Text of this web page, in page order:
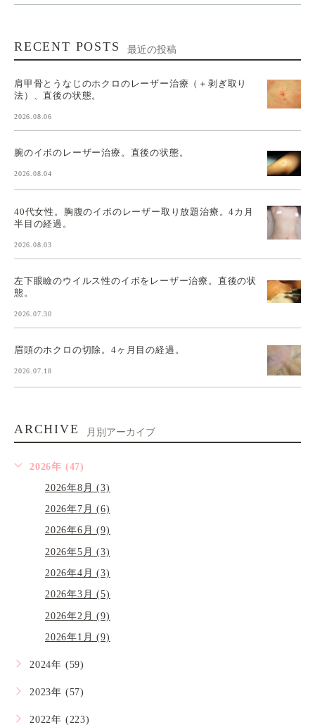
RECENT POSTS 最近の投稿
肩甲骨とうなじのホクロのレーザー治療（＋剥ぎ取り
法）、直後の状態。
2026.08.06
腕のイボのレーザー治療。直後の状態。
2026.08.04
40代女性。胸腹のイボのレーザー取り放題治療。4カ月
半目の経過。
2026.08.03
左下眼瞼のウイルス性のイボをレーザー治療。直後の状
態。
2026.07.30
眉頭のホクロの切除。4ヶ月目の経過。
2026.07.18
ARCHIVE 月別アーカイブ
2026年 (47)
2026年8月 (3)
2026年7月 (6)
2026年6月 (9)
2026年5月 (3)
2026年4月 (3)
2026年3月 (5)
2026年2月 (9)
2026年1月 (9)
2024年 (59)
2023年 (57)
2022年 (223)